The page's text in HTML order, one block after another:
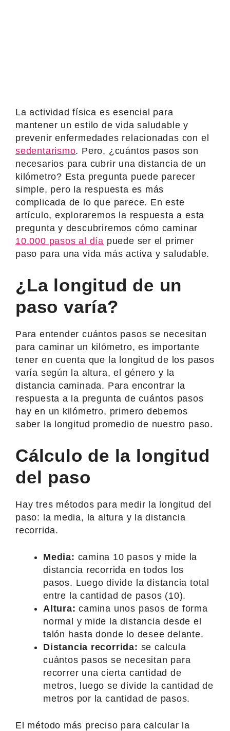
La actividad física es esencial para
mantener un estilo de vida saludable y
prevenir enfermedades relacionadas con el
sedentarismo. Pero, ¿cuántos pasos son
necesarios para cubrir una distancia de un
kilómetro? Esta pregunta puede parecer
simple, pero la respuesta es más
complicada de lo que parece. En este
artículo, exploraremos la respuesta a esta
pregunta y descubriremos cómo caminar
10.000 pasos al día puede ser el primer
paso para una vida más activa y saludable.
¿La longitud de un
paso varía?
Para entender cuántos pasos se necesitan
para caminar un kilómetro, es importante
tener en cuenta que la longitud de los pasos
varía según la altura, el género y la
distancia caminada. Para encontrar la
respuesta a la pregunta de cuántos pasos
hay en un kilómetro, primero debemos
saber la longitud promedio de nuestro paso.
Cálculo de la longitud
del paso
Hay tres métodos para medir la longitud del
paso: la media, la altura y la distancia
recorrida.
Media: camina 10 pasos y mide la
distancia recorrida en todos los
pasos. Luego divide la distancia total
entre la cantidad de pasos (10).
Altura: camina unos pasos de forma
normal y mide la distancia desde el
talón hasta donde lo desee delante.
Distancia recorrida: se calcula
cuántos pasos se necesitan para
recorrer una cierta cantidad de
metros, luego se divide la cantidad de
metros por la cantidad de pasos.
El método más preciso para calcular la